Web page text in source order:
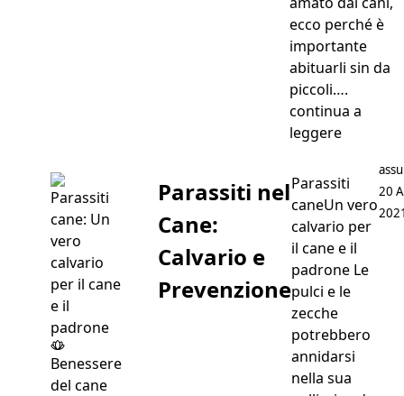
ecco perché è
importante
abituarli sin da
piccoli….
continua a
leggere
Benessere
del cane
Parassiti nel
Cane:
Calvario e
Prevenzione
Parassiti
caneUn vero
calvario per
il cane e il
padrone Le
pulci e le
zecche
potrebbero
annidarsi
nella sua
20